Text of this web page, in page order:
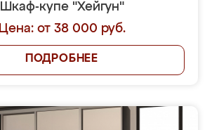
Шкаф-купе "Хейгун"
Цена: от 38 000 руб.
ПОДРОБНЕЕ